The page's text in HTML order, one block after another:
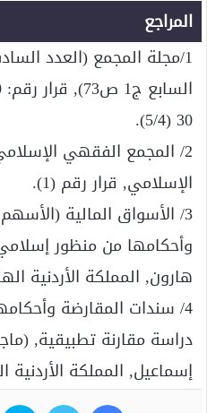
المراجع
30 (5/4).
2/ المجمع الفقهي
الإسلامي, قرار رقم (1).
3/ الأسواق المالية
وأحكامها من منظور
هارون, المملكة الأردنية
4/ سندات المقارضة
دراسة مقارنة تطبيقية,
إسماعيل, المملكة الأردنية